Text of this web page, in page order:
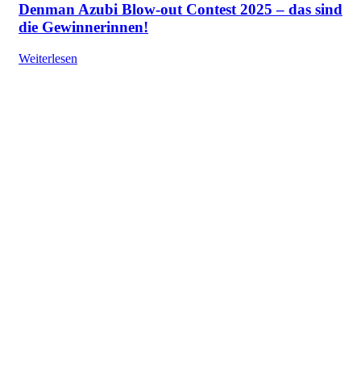
Denman Azubi Blow-out Contest 2025 – das sind
die Gewinnerinnen!
Weiterlesen